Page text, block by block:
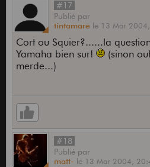
#17
Publié par
tintamare le 13 Mar 2004,
Cort ou Squier?......la
Yamaha bien sur!
(sinon
merde...)
#18
Publié par
matt- le 13 Mar 2004,